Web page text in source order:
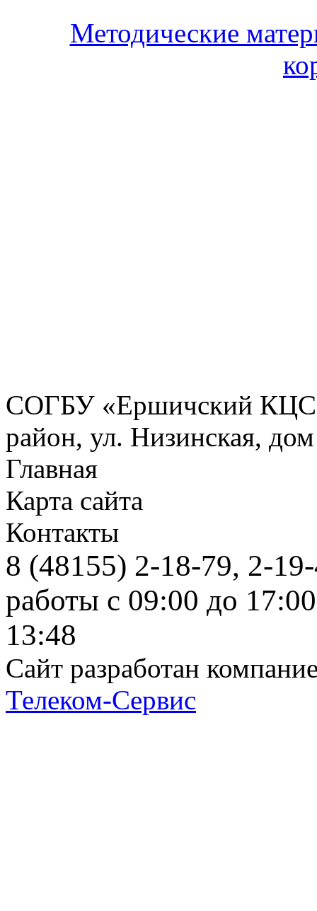
Методические
СОГБУ «Ершичский
район, ул. Низинская,
Главная
Карта сайта
Контакты
8 (48155) 2-
работы с 09:00 до
13:48
Сайт разработан
Телеком-Сервис